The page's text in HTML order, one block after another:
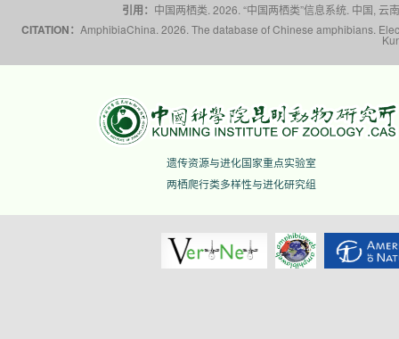
引用： 中国两栖类. 2026. “中国两栖类”信息系统. 中国,
CITATION： AmphibiaChina. 2026. The database of Chinese amphibians.
遗传资源与进化国家重点实验室
两栖爬行类多样性与进化研究组